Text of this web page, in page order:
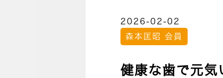
2026-02-02
森本匡昭 会員
健康な歯で元気